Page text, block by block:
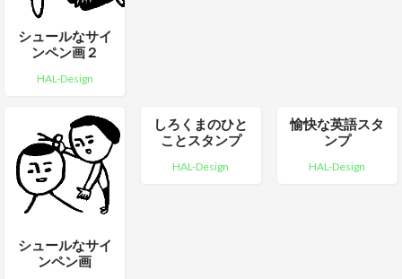
シュールなサイ
ンペン画２
HAL-Design
シュールなサイ
ンペン画
しろくまのひと
ことスタンプ
HAL-Design
愉快な英語スタ
ンプ
HAL-Design